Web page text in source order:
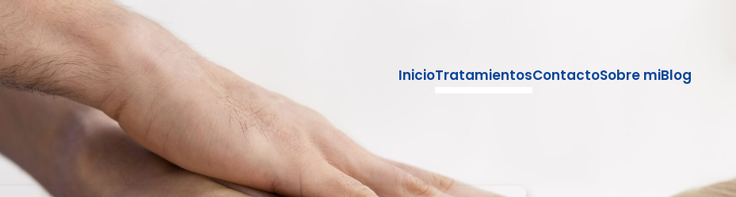
InicioTratamientosContactoSobre miBlog